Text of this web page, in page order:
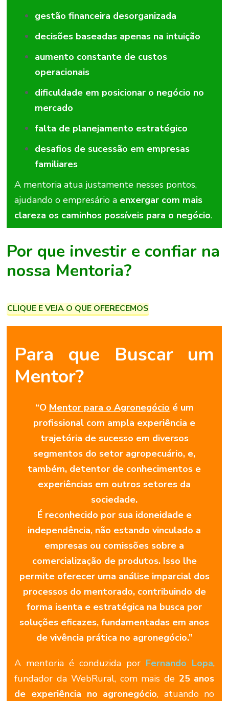
gestão financeira desorganizada
decisões baseadas apenas na intuição
aumento constante de custos
operacionais
dificuldade em posicionar o negócio no
mercado
falta de planejamento estratégico
desafios de sucessão em empresas
familiares
A mentoriaatua justamente nesses pontos,
ajudandooempresárioa enxergar com mais
clareza os caminhos possíveis para o negócio.
Por que investir e confiar na
nossa Mentoria?
CLIQUE E VEJA O QUE OFERECEMOS
Para que Buscar um
Mentor?
“O Mentor para o Agronegócio é um
profissional com ampla experiência e
trajetória de sucesso em diversos
segmentos do setor agropecuário, e,
também, detentor de conhecimentos e
experiências em outros setores da
sociedade.
Éreconhecido por sua idoneidade e
independência, não estando vinculado a
empresas ou comissões sobre a
comercialização de produtos. Isso lhe
permite oferecer uma análise imparcial dos
processos do mentorado, contribuindo de
forma isenta e estratégica na busca por
soluções eficazes, fundamentadas em anos
de vivência prática no agronegócio.”
A mentoriaé conduzida por Fernando Lopa,
fundadorda WebRural, com maisde 25 anos
de experiência no agronegócio, atuando no